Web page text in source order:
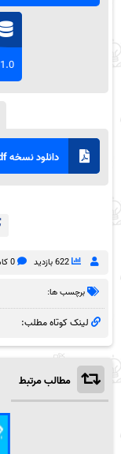
1.0 مگابایت
دانلود نسخه pdf
622 بازدید 0 کامنت
برچسب ها:
لینک کوتاه مطلب:
مطالب مرتبط